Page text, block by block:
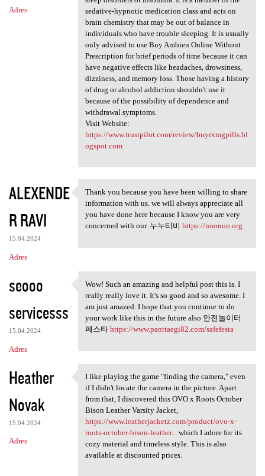
Adres
sedative-hypnotic medication class and acts on
brain chemistry that may be out of balance in
individuals who have trouble sleeping. It is usually
only advised to use Buy Ambien Online Without
Prescription for brief periods of time because it can
have negative effects like headaches, drowsiness,
dizziness, and memory loss. Those having a history
of drug or alcohol addiction shouldn't use it
because of the possibility of dependence and
withdrawal symptoms.
Visit Website:
https://www.trustpilot.com/review/buyrxmgpills.bl
ogspot.com
ALEXENDE
R RAVI
15.04.2024
Adres
Thank you because you have
Thank you because you have been willing to share
information with us. we will always appreciate all
you have done here because I know you are very
concerned with our. 누누티비 https://noonoo.org
seooo
servicesss
15.04.2024
Adres
Wow! Such an amazing and
Wow! Such an amazing and helpful post this is. I
really really love it. It's so good and so awesome. I
am just amazed. I hope that you continue to do
your work like this in the future also 안전놀이터
페스타 https://www.panttaegi82.com/safefesta
Heather
Novak
15.04.2024
Adres
I like playing the game
I like playing the game "finding the camera," even
if I didn't locate the camera in the picture. Apart
from that, I discovered this OVO x Roots October
Bison Leather Varsity Jacket,
https://www.leatherjacketz.com/product/ovo-x-
roots-october-bison-leather...which I adore for its
cozy material and timeless style. This is also
available at discounted prices.